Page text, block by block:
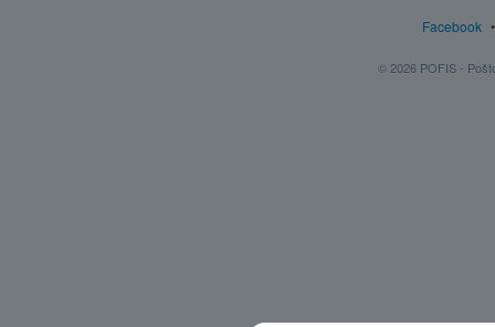
Facebook
© 2026 POFIS -